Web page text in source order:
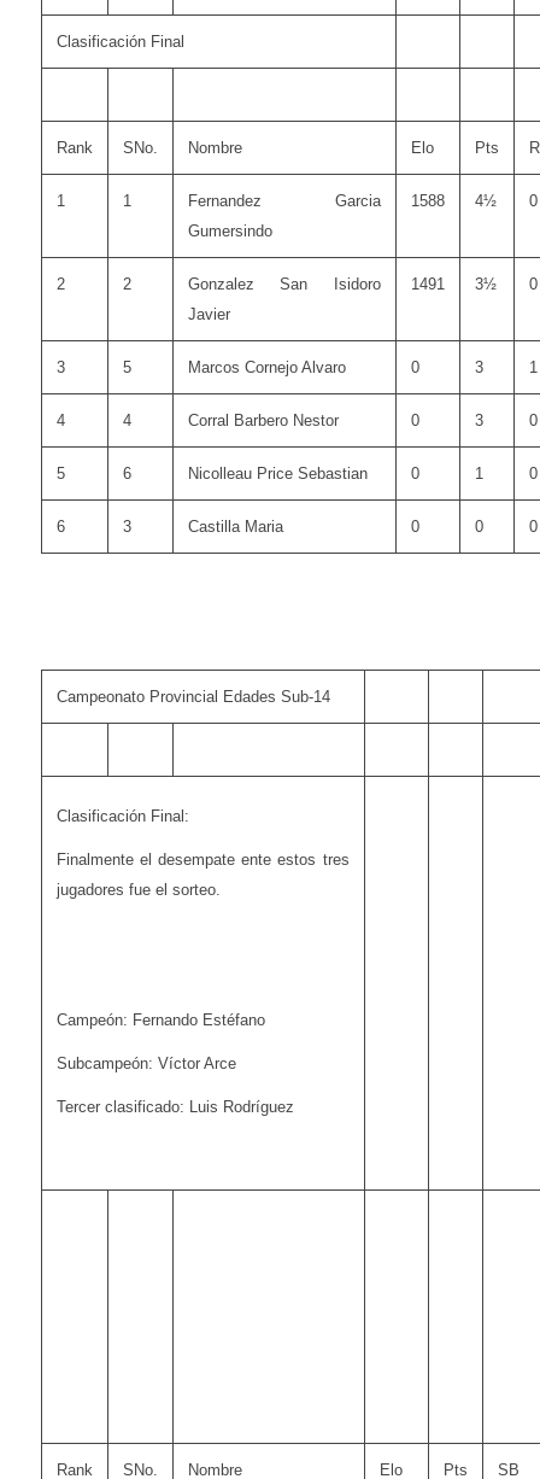
Clasificación Final
Rank SNo. Nombre Elo Pts
1 1
Fernandez Garcia
Gumersindo
1588 4½ 0
2 2
Gonzalez San Isidoro
Javier
1491 3½ 0
3 5 Marcos Cornejo Alvaro 0 3 1
4 4 Corral Barbero Nestor 0 3 0
5 6 Nicolleau Price Sebastian 0 1 0
6 3 Castilla Maria 0 0 0
Campeonato Provincial Edades Sub-14
Clasificación Final:
Finalmente el desempate ente estos tres
jugadores fue el sorteo.
Campeón: Fernando Estéfano
Subcampeón: Víctor Arce
Tercer clasificado: Luis Rodríguez
Rank SNo. Nombre Elo Pts SB